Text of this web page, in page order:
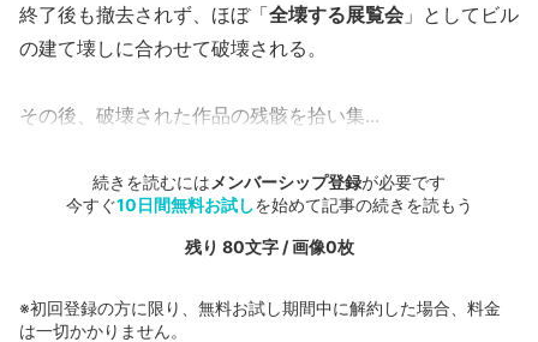
終了後も撤去されず、ほぼ「全壊する展覧会 」としてビル
の建て壊しに合わせて破壊される。
その後、破壊された作品の残骸を拾い集...
続きを読むには メンバーシップ登録が必要です
今すぐ10日間無料お試しを始めて記事の続きを読もう
残り 80文字 / 画像0枚
※初回登録の方に限り、無料お試し期間中に解約した場合、料金
は一切かかりません。